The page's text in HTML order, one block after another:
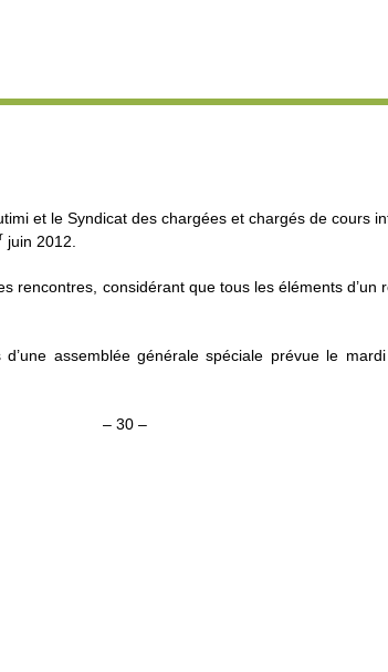
et le Syndicat des chargées et chargés de cours
juin 2012.
rencontres, considérant que tous les éléments
assemblée générale spéciale prévue le
– 30 –